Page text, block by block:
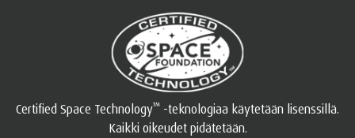
Certified Space Technology™ -teknologiaa käytetään lisenssillä.
Kaikki oikeudet pidätetään.